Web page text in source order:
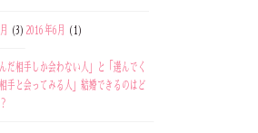
(3) 2016年6月 (1)
んだ相手しか会わない人」と「選んでく
手と会ってみる人」結婚できるのはど